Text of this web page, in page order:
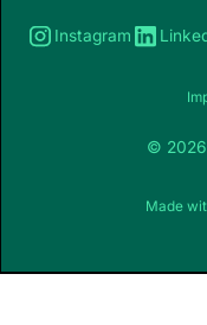
Instagram
© 2026
Made